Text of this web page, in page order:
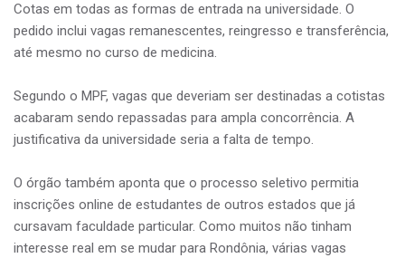
Cotas em todas as formas de entrada na universidade. O
pedido inclui vagas remanescentes, reingresso e transferência,
até mesmo no curso de medicina.
Segundo o MPF, vagas que deveriam ser destinadas a cotistas
acabaram sendo repassadas para ampla concorrência. A
justificativa da universidade seria a falta de tempo.
O órgão também aponta que o processo seletivo permitia
inscrições online de estudantes de outros estados que já
cursavam faculdade particular. Como muitos não tinham
interesse real em se mudar para Rondônia, várias vagas